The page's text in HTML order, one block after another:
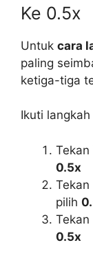
Ke 0.5x
Untuk cara
paling
ketiga-tiga
Ikuti
Tekan
0.5x
Tekan
pilih
Tekan
0.5x